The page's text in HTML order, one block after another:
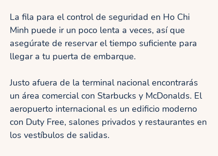
La fila para el control de seguridad en Ho Chi
Minh puede ir un poco lenta a veces, así que
asegúrate de reservar el tiempo suficiente para
llegar a tu puerta de embarque.
Justo afuera de la terminal nacional encontrarás
un área comercial con Starbucks y McDonalds. El
aeropuerto internacional es un edificio moderno
con Duty Free, salones privados y restaurantes en
los vestíbulos de salidas.